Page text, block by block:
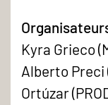
Kyra Grieco
Alberto Preci
Ortúzar